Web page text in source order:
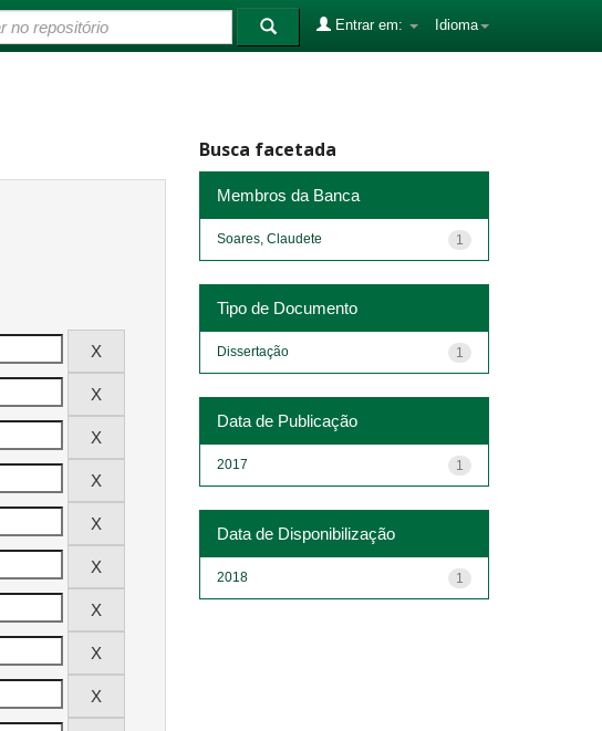
Idioma
Entrar em:
Busca facetada
Membros da Banca
1
Soares, Claudete
Tipo de Documento
1
Dissertação
Data de Publicação
1
2017
Data de Disponibilização
1
2018